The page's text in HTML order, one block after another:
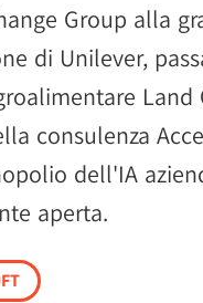
Group alla
di Unilever,
Land
consulenza
dell'IA
aperta.